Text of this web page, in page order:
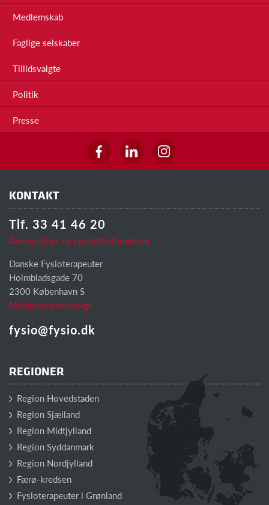
Medlemskab
Faglige selskaber
Tillidsvalgte
Politik
Presse
KONTAKT
Tlf. 33 41 46 20
Åbningstider og kontaktinformation
Danske Fysioterapeuter
Holmbladsgade 70
2300 København S
Medarbejderoversigt
fysio@fysio.dk
REGIONER
Region Hovedstaden
Region Sjælland
Region Midtjylland
Region Syddanmark
Region Nordjylland
Færø-kredsen
Fysioterapeuter i Grønland